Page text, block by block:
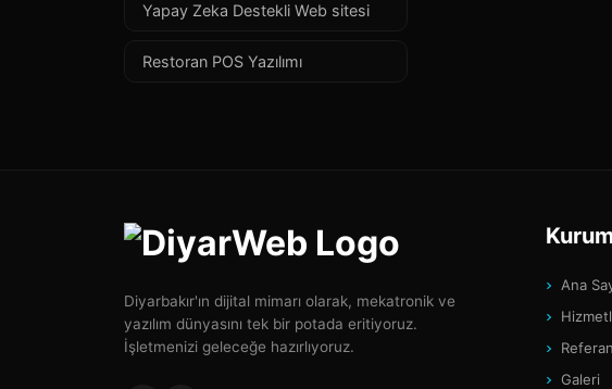
Yapay Zeka Destekli Web sitesi
Restoran POS Yazılımı
Diyarbakır'ın dijital mimarı olarak, mekatronik ve
yazılım dünyasını tek bir potada eritiyoruz.
İşletmenizi geleceğe hazırlıyoruz.
Ana
Galeri